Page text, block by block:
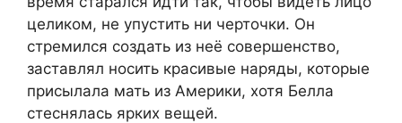
целиком, не упустить ни черточки. Он
стремился создать из неё совершенство,
заставлял носить красивые наряды, которые
присылала мать из Америки, хотя Белла
стеснялась ярких вещей.